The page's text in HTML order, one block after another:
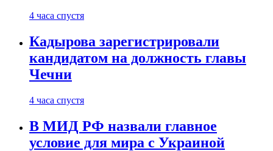
4 часа спустя
Кадырова зарегистрировали
кандидатом на должность главы
Чечни
4 часа спустя
В МИД РФ назвали главное
условие для мира с Украиной